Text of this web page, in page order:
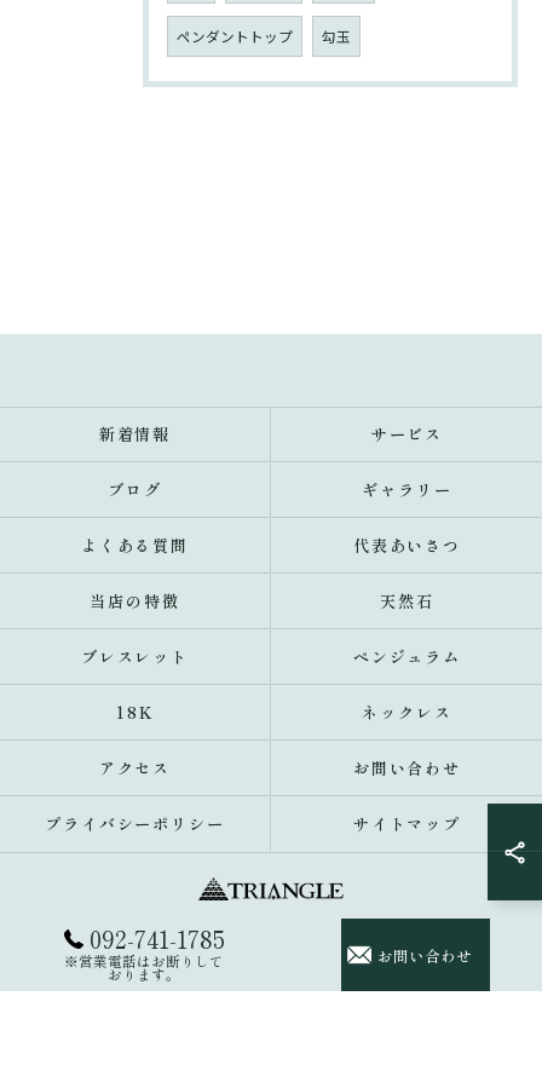
ペンダントトップ 勾玉
092-741-1785
※営業電話はお断りして
おります。
お問い合わせ
新着情報 サービス
ブログ ギャラリー
よくある質問 代表あいさつ
当店の特徴 天然石
ブレスレット ペンジュラム
18K ネックレス
アクセス お問い合わせ
プライバシーポリシー サイトマップ
© 2026 福岡県福岡市のアクセサリーならトライアングル 大名 ALL RIGHTS